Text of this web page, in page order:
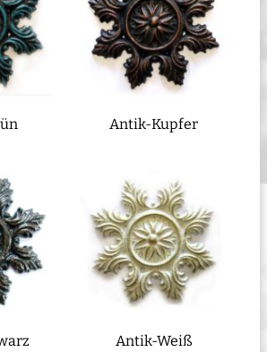
Antik-Kupfer
Antik-Weiß